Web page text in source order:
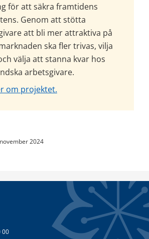
för att säkra framtidens
Genom att stötta
att bli mer attraktiva på
ska fler trivas, vilja
välja att stanna kvar hos
arbetsgivare.
om projektet.
2024
00